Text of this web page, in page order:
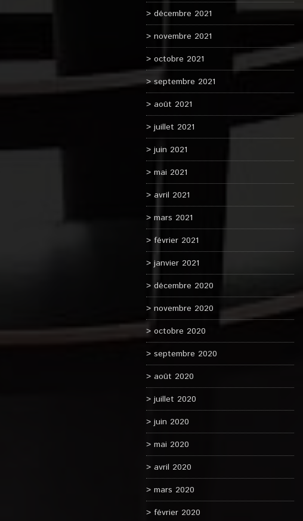
décembre 2021
novembre 2021
octobre 2021
septembre 2021
août 2021
juillet 2021
juin 2021
mai 2021
avril 2021
mars 2021
février 2021
janvier 2021
décembre 2020
novembre 2020
octobre 2020
septembre 2020
août 2020
juillet 2020
juin 2020
mai 2020
avril 2020
mars 2020
février 2020